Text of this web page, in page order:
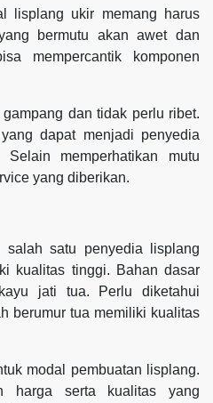
lisplang ukir memang harus
bermutu akan awet dan
mempercantik komponen
dan tidak perlu ribet.
dapat menjadi penyedia
memperhatikan mutu
yang diberikan.
salah satu penyedia lisplang
kualitas tinggi. Bahan dasar
jati tua. Perlu diketahui
berumur tua memiliki kualitas
modal pembuatan lisplang.
harga serta kualitas yang